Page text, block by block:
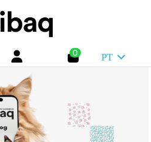
0 PT